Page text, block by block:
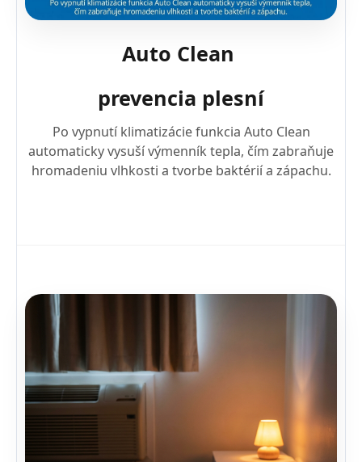
Auto Clean
prevencia plesní
Po vypnutí klimatizácie funkcia Auto Clean
automaticky vysuší výmenník tepla, čím zabraňuje
hromadeniu vlhkosti a tvorbe baktérií a zápachu.